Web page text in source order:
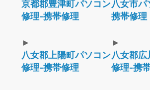
京都郡豊津町パソコン
修理-携帯修理
八女市
携帯修理
►
八女郡上陽町パソコン
修理-携帯修理
►
八女郡広
修理-携